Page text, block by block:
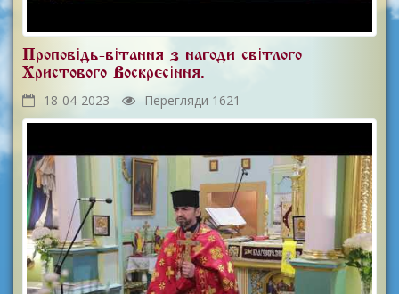
Проповідь-вітання з нагоди світлого
Христового Воскресіння.
18-04-2023 Перегляди 1621